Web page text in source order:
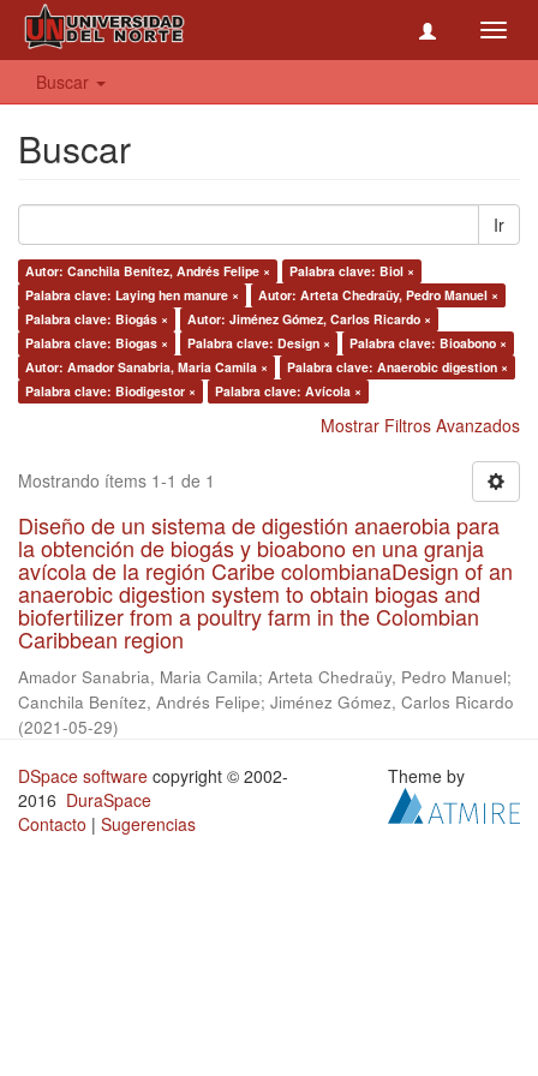
Buscar
Buscar
Ir
Autor: Canchila Benítez, Andrés Felipe ×
Palabra clave: Biol ×
Palabra clave: Laying hen manure ×
Autor: Arteta Chedraüy, Pedro Manuel ×
Palabra clave: Biogás ×
Autor: Jiménez Gómez, Carlos Ricardo ×
Palabra clave: Biogas ×
Palabra clave: Design ×
Palabra clave: Bioabono ×
Autor: Amador Sanabria, Maria Camila ×
Palabra clave: Anaerobic digestion ×
Palabra clave: Biodigestor ×
Palabra clave: Avícola ×
Mostrar Filtros Avanzados
Mostrando ítems 1-1 de 1
Diseño de un sistema de digestión anaerobia para
la obtención de biogás y bioabono en una granja
avícola de la región Caribe colombianaDesign of an
anaerobic digestion system to obtain biogas and
biofertilizer from a poultry farm in the Colombian
Caribbean region
Amador Sanabria, Maria Camila; Arteta Chedraüy, Pedro Manuel;
Canchila Benítez, Andrés Felipe; Jiménez Gómez, Carlos Ricardo
(2021-05-29)
DSpace software copyright © 2002-
2016 DuraSpace
Contacto | Sugerencias
Theme by